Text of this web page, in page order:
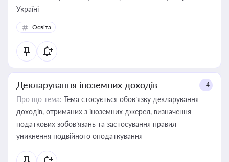
Україні
Освіта
Декларування іноземних доходів +4
Про що тема: Тема стосується обов’язку декларування
доходів, отриманих з іноземних джерел, визначення
податкових зобов’язань та застосування правил
уникнення подвійного оподаткування